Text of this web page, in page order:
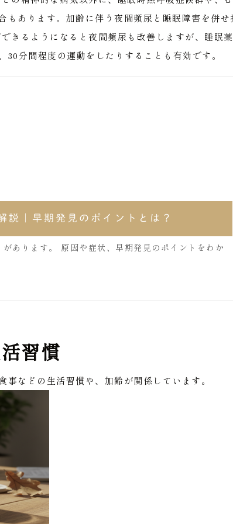
もあります。加齢に伴う夜間頻尿と睡眠障害を併せ
きるようになると夜間頻尿も改善しますが、睡眠薬
分間程度の運動をしたりすることも有効です。
説｜早期発見のポイントとは？
あります。 原因や症状、早期発見のポイントをわか
習慣
などの生活習慣や、加齢が関係しています。